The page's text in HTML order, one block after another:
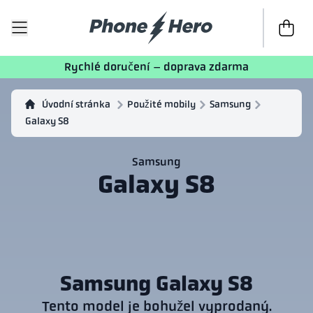
K
Rychlé doručení – doprava zdarma
Úvodní stránka Použité mobily
Samsung
Galaxy S8
Samsung
Galaxy S8
Samsung Galaxy S8
Tento model je bohužel vyprodaný.